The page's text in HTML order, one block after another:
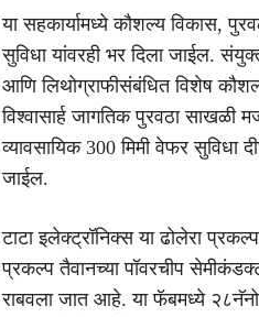
या सहकार्यामध्ये कौशल्य विकास,
सुविधा यांवरही भर दिला जाईल.
आणि लिथोग्राफीसंबंधित विशेष
विश्वासार्ह जागतिक पुरवठा साखळी
व्यावसायिक 300 मिमी वेफर सुविधा
जाईल.
टाटा इलेक्ट्रॉनिक्स या ढोलेरा
प्रकल्प तैवानच्या पॉवरचीप
राबवला जात आहे. या फॅबमध्ये